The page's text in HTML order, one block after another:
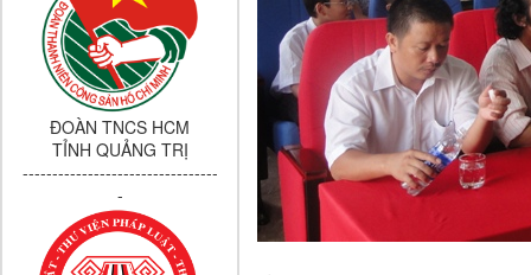
ĐOÀN TNCS HCM
TỈNH QUẢNG TRỊ
---------------------------------
-